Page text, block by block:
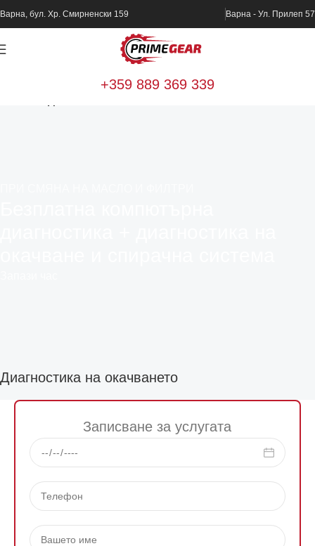
Варна, бул. Хр. Смирненски 159 Варна - Ул. Прилеп 57
+359 889 369 339
Диагностика на окачването
Записване за услугата